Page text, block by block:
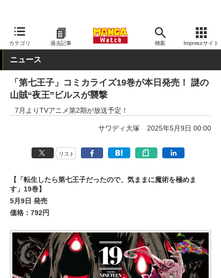
カテゴリ 過去記事 検索 Impressサイト
MANGA Watch 青年
ニュース
「第七王子」コミカライズ19巻が本日発売！ 謎の
山賊“夜王”ビルスが襲撃
7月よりTVアニメ第2期が放送予定！
サワディ大塚 2025年5月9日 00:00
リスト
【「転生したら第七王子だったので、気ままに魔術を極めま
す」19巻】
5月9日 発売
価格：792円